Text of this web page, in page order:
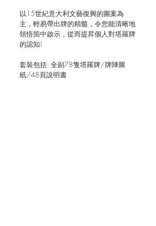
以15世紀意大利文藝復興的圖案為
主，輕易帶出牌的精髓，令您能清晰地
領悟箇中啟示，從而提昇個人對塔羅牌
的認知!
套裝包括: 全副78隻塔羅牌/牌陣圖
紙/48頁說明書